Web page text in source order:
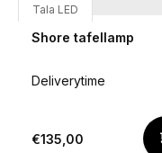
Tala LED
Shore tafellamp
Deliverytime
€135,00